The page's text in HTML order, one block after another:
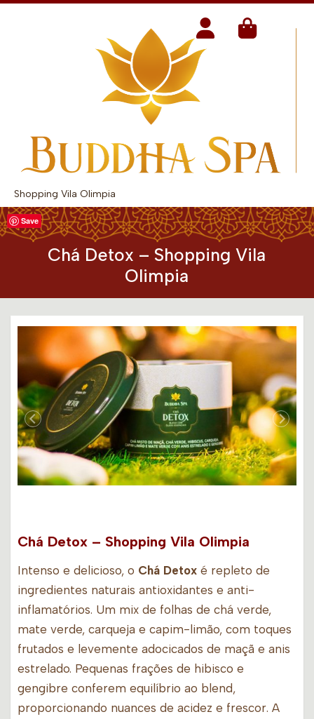
Shopping Vila Olimpia
Chá Detox – Shopping Vila
Olimpia
Save
Chá Detox – Shopping Vila Olimpia
Intenso e delicioso, o Chá Detox é repleto de
ingredientes naturais antioxidantes e anti-
inflamatórios. Um mix de folhas de chá verde,
mate verde, carqueja e capim-limão, com toques
frutados e levemente adocicados de maçã e anis
estrelado. Pequenas frações de hibisco e
gengibre conferem equilíbrio ao blend,
proporcionando nuances de acidez e frescor. A